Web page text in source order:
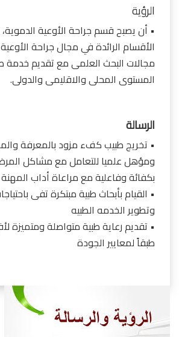
الرؤية
• أن يصبح قسم جراحة الأوعية
الأقسام الرائدة في مجال جراحة
مجالات البحث العلمى مع تقديم خدمة
المستوى المحلى والاقليمى والدولى.
الرسالة
• تخريج طبيب كفء مزود بالمعرفة
ومؤهل علميا للتعامل مع مشاكل
بكفائة وفاعلية مع مراعاة أداب المهنة
• القيام بأبحاث طبية مبتكرة تفى
وتطوير الخدمه الطبيه
• تقديم رعاية طبية متواصلة ومتميزة
طبقاً لمعايير الجودة